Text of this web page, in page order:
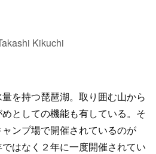
Kikuchi
を持つ琵琶湖。取り囲む山から
としての機能も有している。そ
ンプ場で開催されているのが
ではなく２年に一度開催されてい